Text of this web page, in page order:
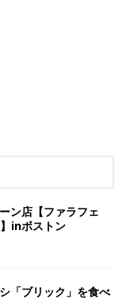
ン店【ファラフェ
inボストン
「ブリック」を食べ